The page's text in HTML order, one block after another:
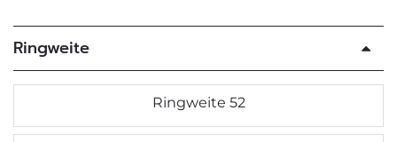
Ringweite
Ringweite 52